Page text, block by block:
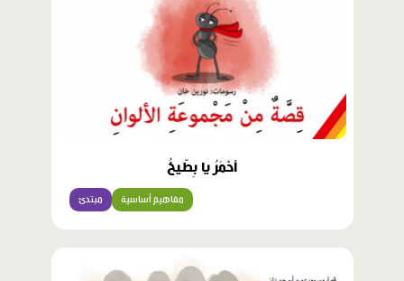
أحْمَرُ يا بِطّيخُ
مبتدئ مفاهيم أساسية